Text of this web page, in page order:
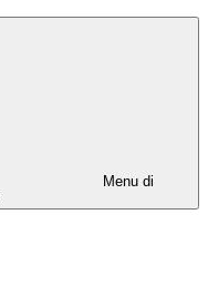
Menu di